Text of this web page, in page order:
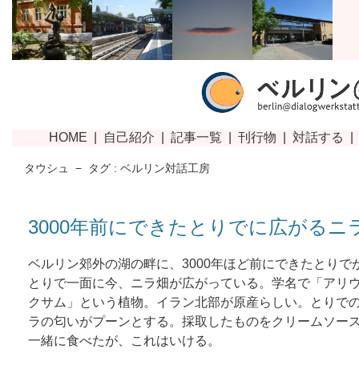
タウシュ − タグ : ベルリン対話工房
3000年前にできたとりでに広がるニ
ベルリン郊外の湖の畔に、3000年ほど前にできたとりで
とりで一面に今、ニラ畑が広がっている。学名で「アリ
クサム」という植物。イラン北部が原産らしい。とりで
ラの匂いがプーンとする。採取したものをクリームソー
一緒に食べたが、これはいける。